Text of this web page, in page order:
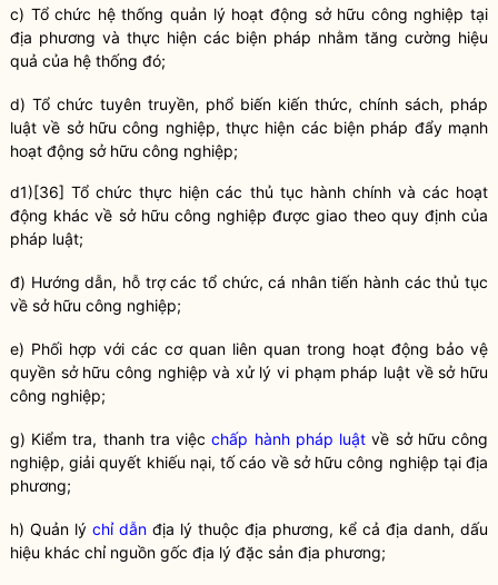
c) Tổ chức hệ thống quản lý hoạt động sở hữu công nghiệp tại
địa phương và thực hiện các biện pháp nhằm tăng cường hiệu
quả của hệ thống đó;
d) Tổ chức tuyên truyền, phổ biến kiến thức, chính sách, pháp
luật về sở hữu công nghiệp, thực hiện các biện pháp đẩy mạnh
hoạt động sở hữu công nghiệp;
d1)[36] Tổ chức thực hiện các thủ tục hành chính và các hoạt
động khác về sở hữu công nghiệp được giao theo quy định của
pháp luật;
đ) Hướng dẫn, hỗ trợ các tổ chức, cá nhân tiến hành các thủ tục
về sở hữu công nghiệp;
e) Phối hợp với các cơ quan liên quan trong hoạt động bảo vệ
quyền sở hữu công nghiệp và xử lý vi phạm pháp luật về sở hữu
công nghiệp;
g) Kiểm tra, thanh tra việcchấp hành pháp luật về sở hữu công
nghiệp, giải quyết khiếu nại, tố cáo về sở hữu công nghiệp tại địa
phương;
h) Quản lý chỉ dẫn địa lý thuộc địa phương, kể cả địa danh, dấu
hiệu khác chỉ nguồn gốc địa lý đặc sản địa phương;